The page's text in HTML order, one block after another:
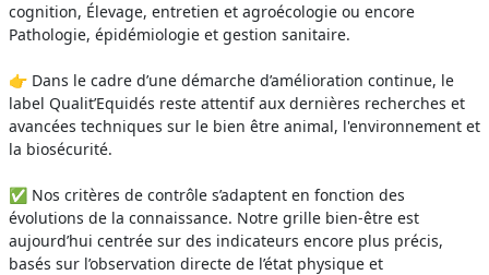
cognition, Élevage, entretien et agroécologie ou encore
Pathologie, épidémiologie et gestion sanitaire.
👉 Dans le cadre d’une démarche d’amélioration continue, le
label Qualit’Equidés reste attentif aux dernières recherches et
avancées techniques sur le bien être animal, l'environnement et
la biosécurité.
✅ Nos critères de contrôle s’adaptent en fonction des
évolutions de la connaissance. Notre grille bien-être est
aujourd’hui centrée sur des indicateurs encore plus précis,
basés sur l’observation directe de l’état physique et